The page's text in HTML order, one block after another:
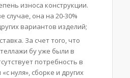
износа конструкции.
случае, она на 20-30%
вариантов изделий;
За счет того, что
бу уже были в
потребность в
нуля», сборке и других